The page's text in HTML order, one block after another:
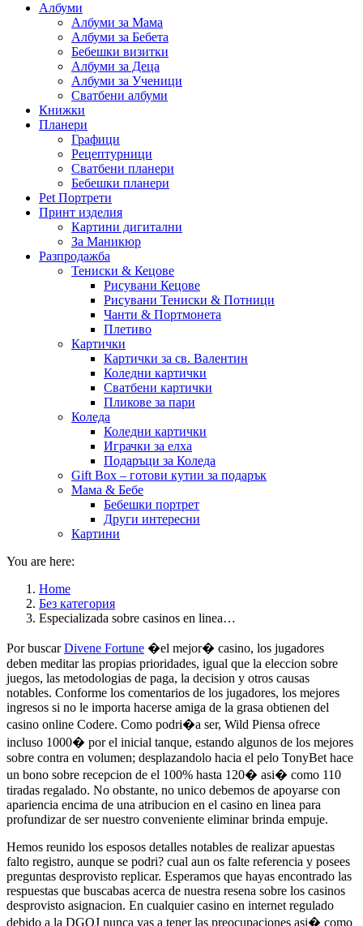
Албуми
Албуми за Мама
Албуми за Бебета
Бебешки визитки
Албуми за Деца
Албуми за Ученици
Сватбени албуми
Книжки
Планери
Графици
Рецептурници
Сватбени планери
Бебешки планери
Pet Портрети
Принт изделия
Картини дигитални
За Маникюр
Разпродажба
Тениски & Кецове
Рисувани Кецове
Рисувани Тениски & Потници
Чанти & Портмонета
Плетиво
Картички
Картички за св. Валентин
Коледни картички
Сватбени картички
Пликове за пари
Коледа
Коледни картички
Играчки за елха
Подаръци за Коледа
Gift Box – готови кутии за подарък
Мама & Бебе
Бебешки портрет
Други интересни
Картини
You are here:
Home
Без категория
Especializada sobre casinos en linea…
Por buscarDivene Fortune �el mejor� casino, los jugadores
deben meditar las propias prioridades, igual que la eleccion sobre
juegos, las metodologias de paga, la decision y otros causas
notables. Conforme los comentarios de los jugadores, los mejores
ingresos si no le importa hacerse amiga de la grasa obtienen del
casino online Codere. Como podri�a ser, Wild Piensa ofrece
incluso 1000� por el inicial tanque, estando algunos de los mejores
sobre contra en volumen; desplazandolo hacia el pelo TonyBet hace
un bono sobre recepcion de el 100% hasta 120� asi� como 110
tiradas regalado. No obstante, no unico debemos de apoyarse con
apariencia encima de una atribucion en el casino en linea para
profundizar de ser nuestro conveniente eliminar brinda empuje.
Hemos reunido los esposos detalles notables de realizar apuestas
falto registro, aunque se podri? cual aun os falte referencia y posees
preguntas desprovisto replicar. Esperamos que hayas encontrado las
respuestas que buscabas acerca de nuestra resena sobre los casinos
desprovisto asignacion. En cualquier casino en internet regulado
debido a la DGOJ nunca vas a tener las preocupaciones asi� como